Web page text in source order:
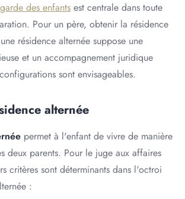
garde des enfants est centrale dans toute
Pour un père, obtenir la résidence
résidence alternée suppose une
et un accompagnement juridique
sont envisageables.
alternée
permet à l'enfant de vivre de manière
deux parents. Pour le juge aux affaires
critères sont déterminants dans l'octroi
: